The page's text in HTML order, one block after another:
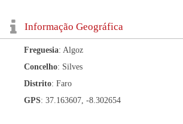
Informação Geográfica
Freguesia: Algoz
Concelho: Silves
Distrito: Faro
GPS: 37.163607, -8.302654